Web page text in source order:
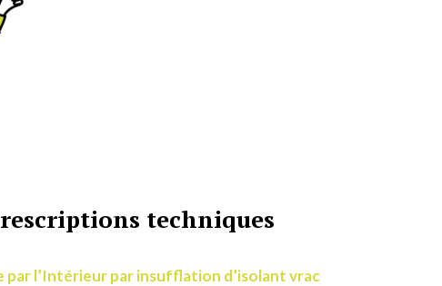
techniques
l’Intérieur par insufflation d’isolant vrac